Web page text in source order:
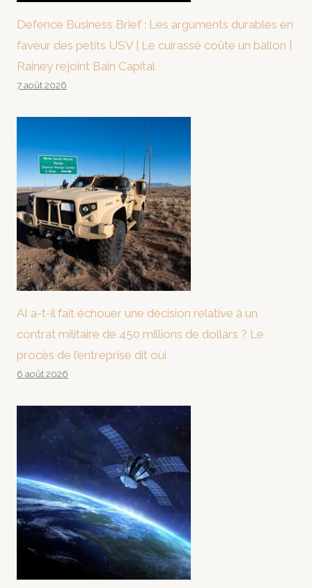
Defence Business Brief : Les arguments durables en
faveur des petits USV | Le cuirassé coûte un ballon |
Rainey rejoint Bain Capital
7 août 2026
AI a-t-il fait échouer une décision relative à un
contrat militaire de 450 millions de dollars ? Le
procès de l’entreprise dit oui
6 août 2026